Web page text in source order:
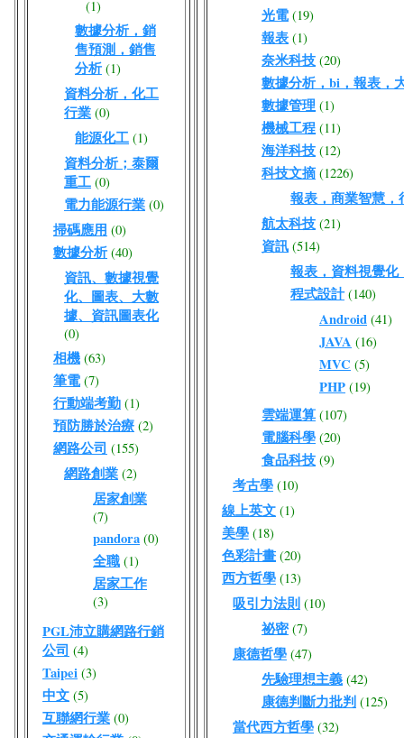
(1)
數據分析，銷
售預測，銷售
分析 (1)
資料分析，化工
行業 (0)
能源化工 (1)
資料分析；泰爾
重工 (0)
電力能源行業 (0)
掃碼應用 (0)
數據分析 (40)
資訊、數據視覺
化、圖表、大數
據、資訊圖表化
(0)
相機 (63)
筆電 (7)
行動端考勤 (1)
預防勝於治療 (2)
網路公司 (155)
網路創業 (2)
居家創業
(7)
pandora (0)
全職 (1)
居家工作
(3)
PGL沛立購網路行銷
公司 (4)
Taipei (3)
中文 (5)
互聯網行業 (0)
光電 (19)
報表 (1)
奈米科技 (20)
數據分析，bi，報表，
數據管理 (1)
機械工程 (11)
海洋科技 (12)
科技文摘 (1226)
報表，商業智慧，
航太科技 (21)
資訊 (514)
報表，資料視覺
程式設計 (140)
Android (41)
JAVA (16)
MVC (5)
PHP (19)
雲端運算 (107)
電腦科學 (20)
食品科技 (9)
考古學 (10)
線上英文 (1)
美學 (18)
色彩計畫 (20)
西方哲學 (13)
吸引力法則 (10)
祕密 (7)
康德哲學 (47)
先驗理想主義 (42)
康德判斷力批判 (125)
當代西方哲學 (32)